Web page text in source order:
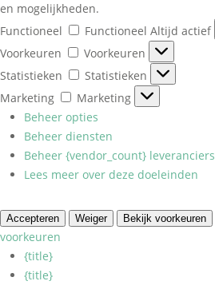
en mogelijkheden.
Functioneel
Functioneel Altijd actief
Voorkeuren
Voorkeuren
Statistieken
Statistieken
Marketing
Marketing
Beheer opties
Beheer diensten
Beheer {vendor_count} leveranciers
Lees meer over deze doeleinden
Accepteren Weiger Bekijk voorkeuren
voorkeuren
{title}
{title}